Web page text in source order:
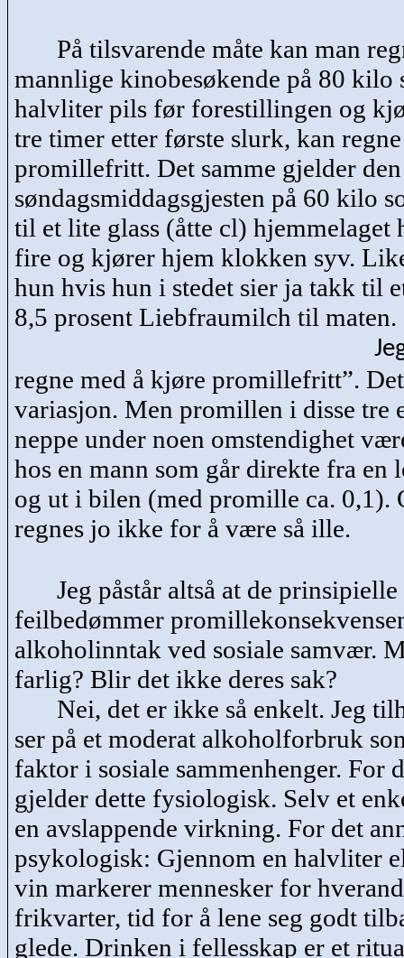
På tilsvarende måte kan man
mannlige kinobesøkende på 80 kilo
halvliter pils før forestillingen og
tre timer etter første slurk, kan
promillefritt. Det samme gjelder
søndagsmiddagsgjesten på 60 kilo
til et lite glass (åtte cl)
fire og kjører hjem klokken syv.
hun hvis hun i stedet sier ja takk til
8,5 prosentLiebfraumilch til maten.
regne med å kjøre promillefritt”.
variasjon. Men promillen i disse tre
neppe under noen omstendighet
hos en mann som går direkte fra en
og ut i bilen (med promille ca. 0,1).
regnes jo ikke for å være så ille.
Jeg påstår altså at de
feilbedømmer
alkoholinntak ved sosiale samvær.
farlig? Blir det ikke deres sak?
Nei, det er ikke så enkelt. Jeg
ser på et moderat alkoholforbruk
faktor i sosiale sammenhenger. For
gjelder dette fysiologisk. Selv et
en avslappende virkning. For det
psykologisk: Gjennom en halvliter
vin markerer mennesker for
frikvarter, tid for å lene seg godt
glede. Drinken i fellesskap er et